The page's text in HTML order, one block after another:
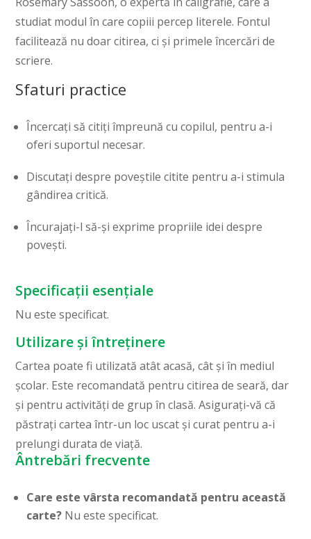
studiat modul în care copiii percep literele. Fontul
facilitează nu doar citirea, ci și primele încercări de
scriere.
Sfaturi practice
Încercați să citiți împreună cu copilul, pentru a-i
oferi suportul necesar.
Discutați despre poveștile citite pentru a-i stimula
gândirea critică.
Încurajați-l să-și exprime propriile idei despre
povești.
Specificații esențiale
Nu este specificat.
Utilizare și întreținere
Cartea poate fi utilizată atât acasă, cât și în mediul
școlar. Este recomandată pentru citirea de seară, dar
și pentru activități de grup în clasă. Asigurați-vă că
păstrați cartea într-un loc uscat și curat pentru a-i
prelungi durata de viață.
Ântrebări frecvente
Care este vârsta recomandată pentru această
carte? Nu este specificat.